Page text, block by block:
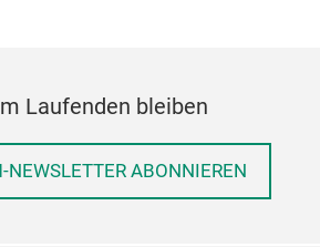
Laufenden bleiben
ABONNIEREN